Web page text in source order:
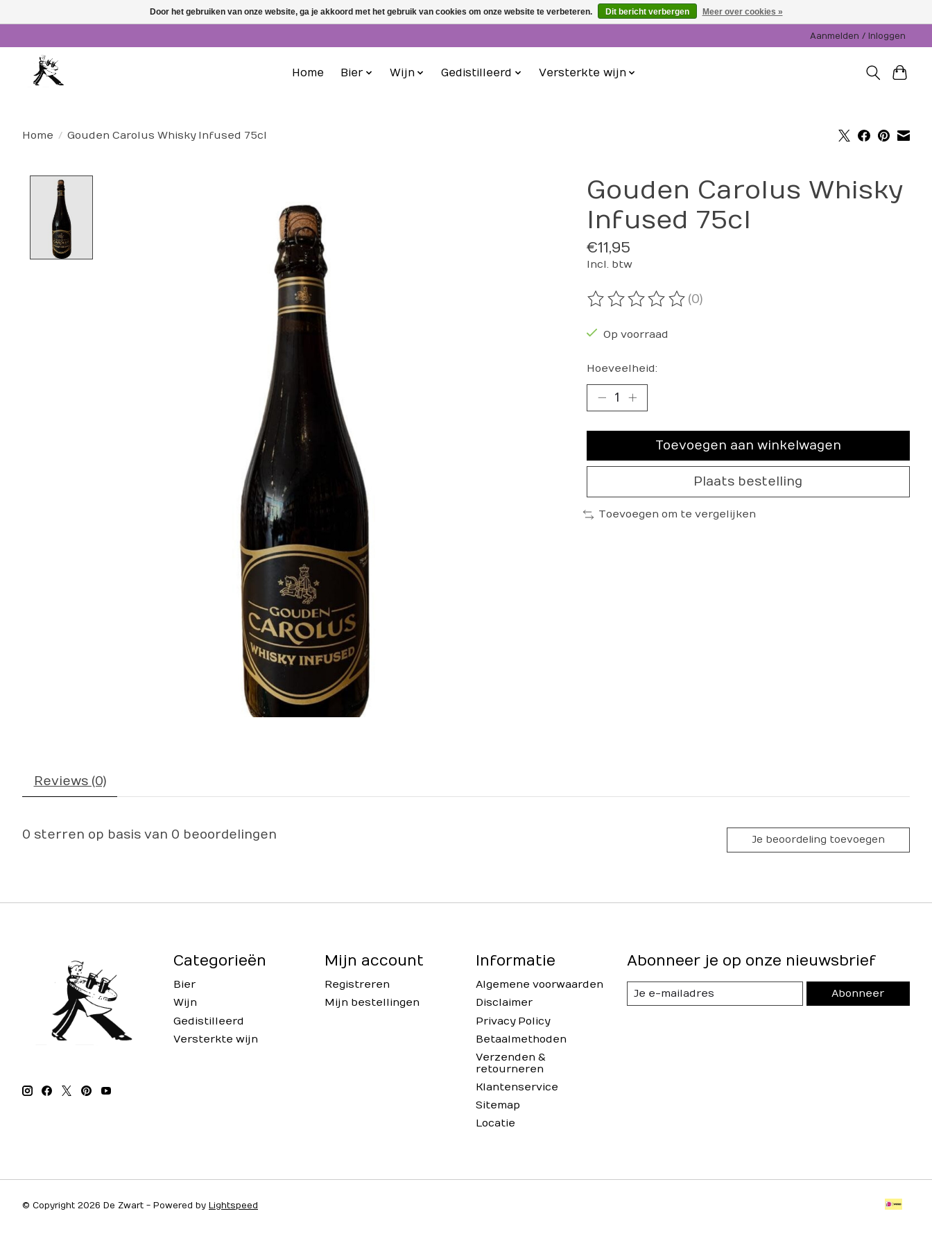
Aanmelden / Inloggen
Home Bier Wijn Gedistilleerd Versterkte wijn
Home / Gouden Carolus Whisky Infused 75cl
Gouden Carolus Whisky
Infused 75cl
€11,95
Incl. btw
De beoordeling van dit product is
(0)
Op voorraad
Hoeveelheid:
Toevoegen aan winkelwagen
Plaats bestelling
Toevoegen om te vergelijken
Reviews (0)
0 sterren op basis van 0 beoordelingen Je beoordeling toevoegen
Categorieën
Bier
Wijn
Gedistilleerd
Versterkte wijn
Mijn account
Registreren
Mijn bestellingen
Informatie
Algemene voorwaarden
Disclaimer
Privacy Policy
Betaalmethoden
Verzenden &
retourneren
Klantenservice
Sitemap
Locatie
Abonneer je op onze nieuwsbrief
Abonneer
© Copyright 2026 De Zwart - Powered by Lightspeed
Door het gebruiken van onze website, ga je akkoord met het gebruik van cookies om onze website te verbeteren. Dit bericht verbergen Meer over cookies »